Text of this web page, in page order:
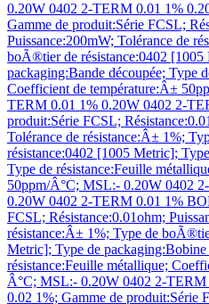
0.20W 0402 2-TERM 0.01 1%
Gamme de produit:Série FCSL;
Puissance:200mW; Tolérance de
boÃ®tier de résistance:0402 [1005
packaging:Bande découpée; Type
Coefficient de température:Â±
TERM 0.01 1% 0.20W 0402 2-
produit:Série FCSL;
Tolérance de résistance:Â± 1%;
résistance:0402 [1005 Metric];
Type de résistance:Feuille
50ppm/Â°C; MSL:- 0.20W 0402
0.20W 0402 2-TERM 0.01 1%
FCSL; Résistance:0.01ohm;
résistance:Â± 1%; Type de
Metric]; Type de
résistance:Feuille métallique;
Â°C; MSL:- 0.20W 0402 2-
0.02 1%; Gamme de produit:Série